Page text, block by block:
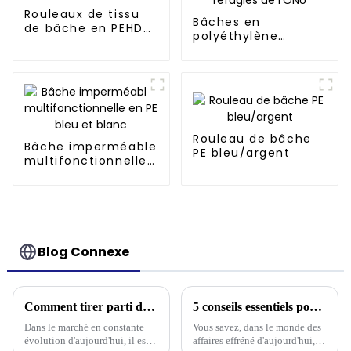
plusieurs fois et
pendant longtemps.
Rouleaux de tissu
de bâche en PEHD
Bâches en
polyéthylène
Bâche imperméable
multifonctionnelle
Rouleau de bâche
PE bleu/argent
Blog Connexe
Comment tirer parti des tendances de l'industrie 2025 pour choisir la bâche en plastique la mieux adaptée à vos besoins
Dans le marché en constante
évolution d'aujourd'hui, il est
5 conseils essentiels pour choisir la bâche de protection en plastique la mieux adaptée à vos besoins professionnels
Vous savez, dans le monde des
affaires effréné d'aujourd'hui,